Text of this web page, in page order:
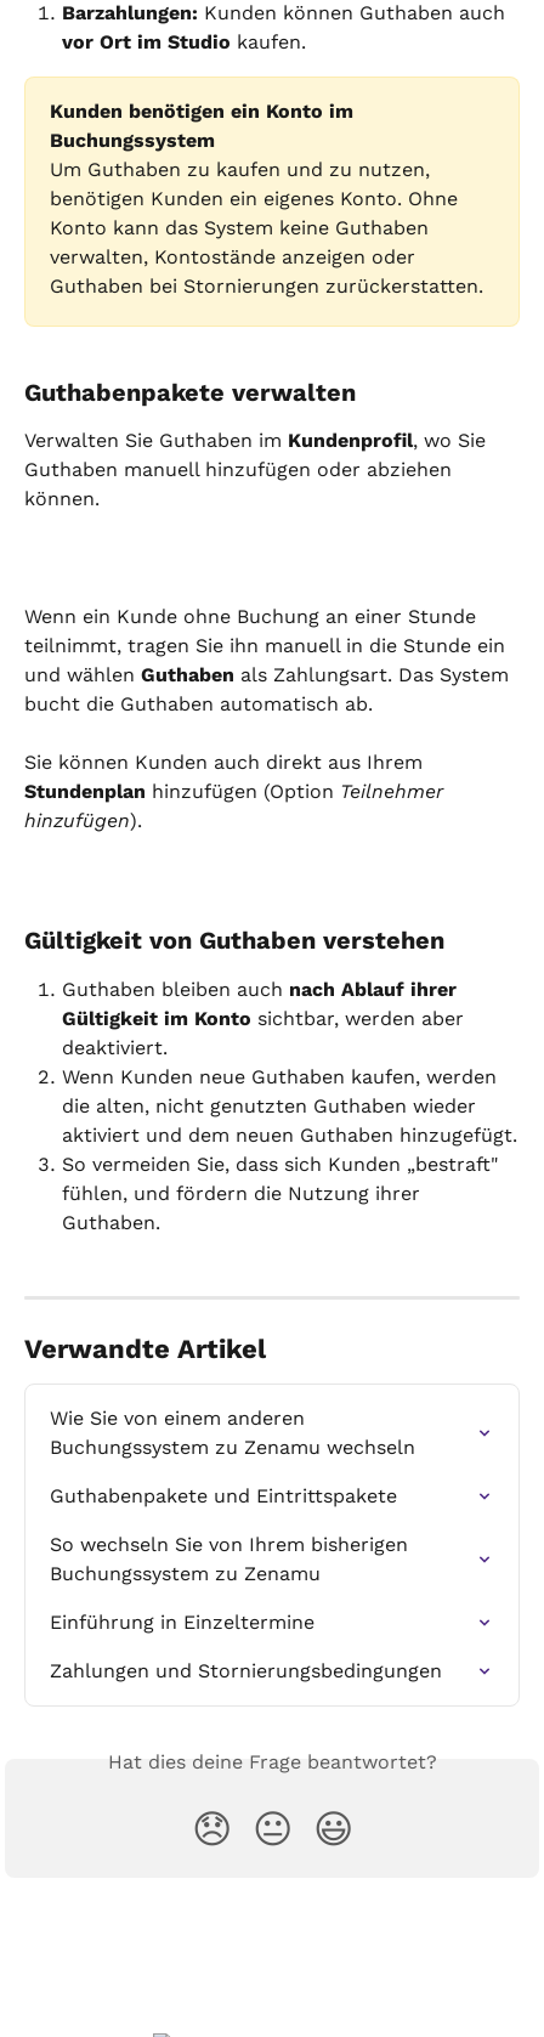
Barzahlungen: Kunden können Guthaben auch
vor Ort im Studio kaufen.
Kunden benötigen ein Konto im
Buchungssystem
Um Guthaben zu kaufen und zu nutzen,
benötigen Kunden ein eigenes Konto. Ohne
Konto kann das System keine Guthaben
verwalten, Kontostände anzeigen oder
Guthaben bei Stornierungen zurückerstatten.
Guthabenpakete verwalten
Verwalten Sie Guthaben im Kundenprofil, wo Sie
Guthaben manuell hinzufügen oder abziehen
können.
Wenn ein Kunde ohne Buchung an einer Stunde
teilnimmt, tragen Sie ihn manuell in die Stunde ein
und wählen Guthaben als Zahlungsart. Das System
bucht die Guthaben automatisch ab.
Sie können Kunden auch direkt aus Ihrem
Stundenplan hinzufügen (Option Teilnehmer
hinzufügen).
Gültigkeit von Guthaben verstehen
Guthaben bleiben auch nach Ablauf ihrer
Gültigkeit im Konto sichtbar, werden aber
deaktiviert.
Wenn Kunden neue Guthaben kaufen, werden
die alten, nicht genutzten Guthaben wieder
aktiviert und dem neuen Guthaben hinzugefügt.
So vermeiden Sie, dass sich Kunden „bestraft"
fühlen, und fördern die Nutzung ihrer
Guthaben.
Verwandte Artikel
Wie Sie von einem anderen
Buchungssystem zu Zenamu wechseln
Guthabenpakete und Eintrittspakete
So wechseln Sie von Ihrem bisherigen
Buchungssystem zu Zenamu
Einführung in Einzeltermine
Zahlungen und Stornierungsbedingungen
Hat dies deine Frage beantwortet?
😞 😐 😃